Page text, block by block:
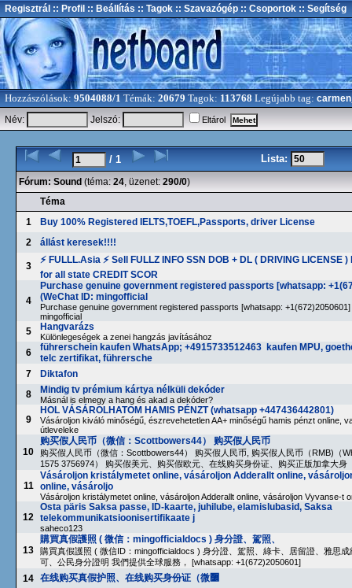
Regisztrál :: Profil :: Beállítás :: Tagok :: Szavazógép :: Csoportok :: Segítség
Hozzászólások: 9504088/1 Témák: 20679 Tagok: 113768 Legújabb tag:
Név:
Jelszó: Eltárol
/ 1 Lista:
Fórum: Sound (téma: 24, üzenet: 290/0)
Téma
1
Buy 100% Registered IELTS,TOEFL,Passports, driver License
2
állást keresek!!!!
3
⚡ FULLL.Asia ⚡ Sell FULLZ INFO SSN DOB + DL ( DRIVING LICENSE
for all state CREDIT SCOR
4
Purchase genuine government registered passports [whatsapp:
(WeChat ID: mingofficial
Purchase genuine government registered passports [whatsapp:
mingofficial
5 Hangvarázs
Különlegeségek a zenei hangzás javításához
6
führerschein kaufen WhatsApp; +4915733512463 kaufen MPU,
telc zertifikat, führersche
7
Diktafon
8
Mindig tv prémium kártya nélküli dekóder
Másnál is elmegy a hang és akad a dekóder?
9
HOL VÁSÁROLHATOM HAMIS PÉNZT (whatsapp +447436442801)
Vásároljon kiváló minőségű, észrevehetetlen AA+ minőségű hamis pénzt online,
útleveleke
10
购买假人民币（微信：Scottbowers44） 购买假人民币
购买假人民币（微信：Scottbowers44） 购买假人民币, 购买假人民币（RMB)（
1575 3756974） 购买假美元、购买假欧元、在线购买身份证、购买正版加拿大身
11
Vásároljon kristálymetet online, vásároljon Adderallt online,
online, vásároljo
Vásároljon kristálymetet online, vásároljon Adderallt online, vásároljon Vyvanse-t
12
Osta päris Saksa passe, ID-kaarte, juhilube, elamislubasid, Saksa
telekommunikatsioonisertifikaate j
saheco123
13
購買真假護照 ( 微信：mingofficialdocs ) 身分證、駕照、
購買真假護照 ( 微信ID：mingofficialdocs ) 身分證、駕照、綠卡、居留證、雅思成
可、公民身分證明 我們提供全球服務， [whatsapp: +1(672)2050601]
14 在线购买真假护照、在线购买身份证（微߼